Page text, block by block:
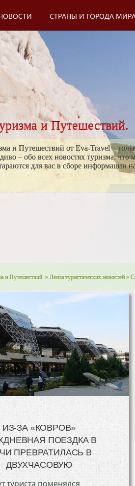
и Путешествий.
и Путешествий от Eva-Travel –
– обо всех новостях туризма, что
для вас в сборе информации
СТРАНЫ И ГОРОДА
и Путешествий. »Лента туристических новостей »
ИЗ-ЗА «КОВРОВ»
ПОЕЗДКА В
ПРЕВРАТИЛАСЬ В
ДВУХЧАСОВУЮ
туриста поменялся